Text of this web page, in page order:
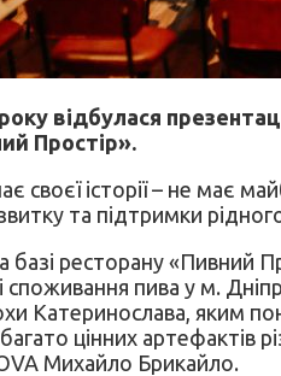
відбулася
Простір».
своєї історії – не має
та підтримки
базі ресторану «Пивний
споживання пива у м.
Катеринослава, яким
цінних артефактів
Михайло Брикайло.